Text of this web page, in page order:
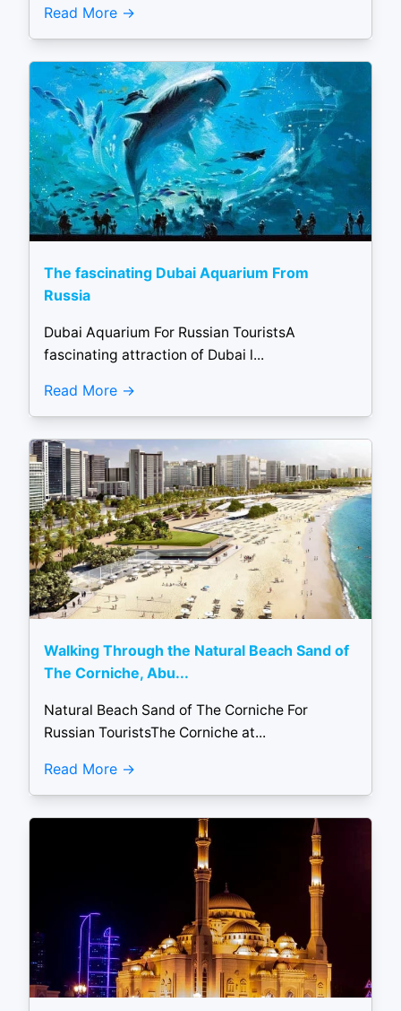
Read More
The fascinating Dubai Aquarium From
Russia
Dubai Aquarium For Russian TouristsA
fascinating attraction of Dubai l...
Read More
Walking Through the Natural Beach Sand of
The Corniche, Abu...
Natural Beach Sand of The Corniche For
Russian TouristsThe Corniche at...
Read More